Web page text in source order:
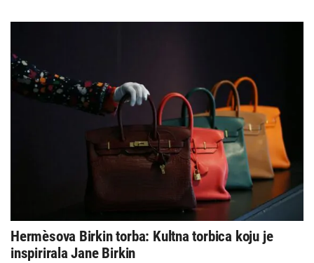
Hermèsova Birkin torba: Kultna torbica koju je
inspirirala Jane Birkin